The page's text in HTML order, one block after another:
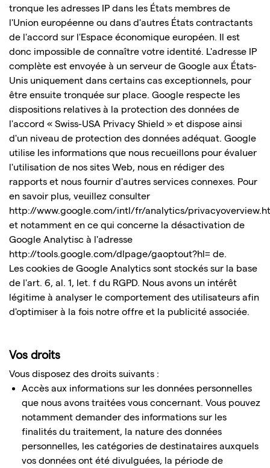
tronque les adresses IP dans les États membres de
l'Union européenne ou dans d'autres États contractants
de l'accord sur l'Espace économique européen. Il est
donc impossible de connaître votre identité. L'adresse IP
complète est envoyée à un serveur de Google aux États-
Unis uniquement dans certains cas exceptionnels, pour
être ensuite tronquée sur place. Google respecte les
dispositions relatives à la protection des données de
l'accord « Swiss-USA Privacy Shield » et dispose ainsi
d'un niveau de protection des données adéquat. Google
utilise les informations que nous recueillons pour évaluer
l'utilisation de nos sites Web, nous en rédiger des
rapports et nous fournir d'autres services connexes. Pour
en savoir plus, veuillez consulter
http://www.google.com/intl/fr/analytics/
et notamment en ce qui concerne la désactivation de
Google Analytisc à l'adresse
http://tools.google.com/dlpage/gaoptout?hl= de.
Les cookies de Google Analytics sont stockés sur la base
de l'art. 6, al. 1, let. f du RGPD. Nous avons un intérêt
légitime à analyser le comportement des utilisateurs afin
d'optimiser à la fois notre offre et la publicité associée.
Vos droits
Vous disposez des droits suivants :
Accès aux informations sur les données personnelles
que nous avons traitées vous concernant. Vous pouvez
notamment demander des informations sur les
finalités du traitement, la nature des données
personnelles, les catégories de destinataires auxquels
vos données ont été divulguées, la période de